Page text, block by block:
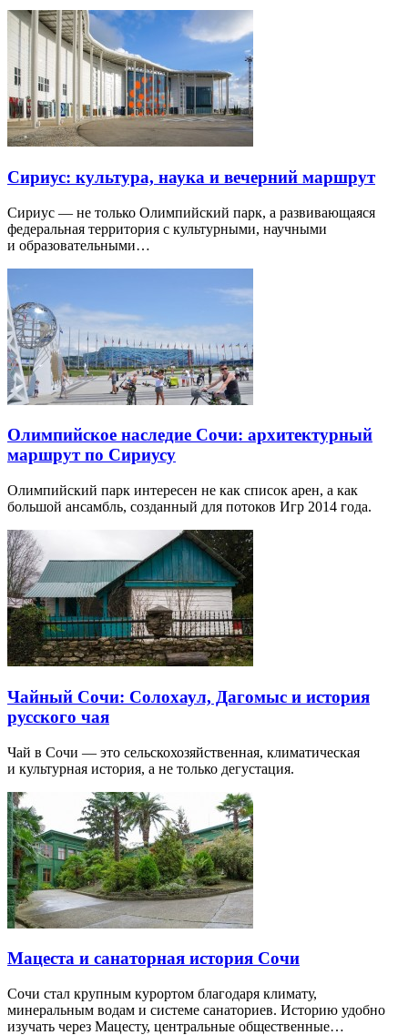
Сириус: культура, наука и вечерний маршрут
Сириус — не только Олимпийский парк, а развивающаяся
федеральная территория с культурными, научными
и образовательными…
Олимпийское наследие Сочи: архитектурный
маршрут по Сириусу
Олимпийский парк интересен не как список арен, а как
большой ансамбль, созданный для потоков Игр 2014 года.
Чайный Сочи: Солохаул, Дагомыс и история
русского чая
Чай в Сочи — это сельскохозяйственная, климатическая
и культурная история, а не только дегустация.
Мацеста и санаторная история Сочи
Сочи стал крупным курортом благодаря климату,
минеральным водам и системе санаториев. Историю удобно
изучать через Мацесту, центральные общественные…